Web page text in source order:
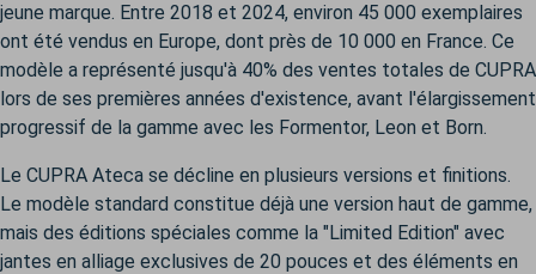
jeune marque. Entre 2018 et 2024, environ 45 000 exemplaires
ont été vendus en Europe, dont près de 10 000 en France. Ce
modèle a représenté jusqu'à 40% des ventes totales de CUPRA
lors de ses premières années d'existence, avant l'élargissement
progressif de la gamme avec les Formentor, Leon et Born.
Le CUPRA Ateca se décline en plusieurs versions et finitions.
Le modèle standard constitue déjà une version haut de gamme,
mais des éditions spéciales comme la "Limited Edition" avec
jantes en alliage exclusives de 20 pouces et des éléments en